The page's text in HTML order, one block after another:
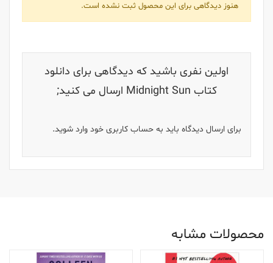
هنوز دیدگاهی برای این محصول ثبت نشده است.
اولین نفری باشید که دیدگاهی برای دانلود
کتاب Midnight Sun ارسال می کنید;
برای ارسال دیدگاه باید به حساب کاربری خود وارد شوید.
محصولات مشابه